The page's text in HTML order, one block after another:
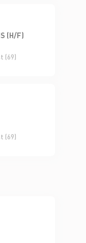
(H/F)
(69)
(69)